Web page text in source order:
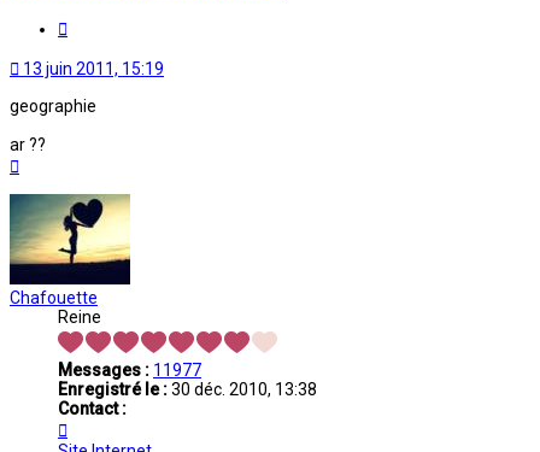
13 juin 2011, 15:19
geographie
ar ??
Chafouette
Reine
Messages : 11977
Enregistré le :30 déc. 2010, 13:38
Contact :
Chafouette